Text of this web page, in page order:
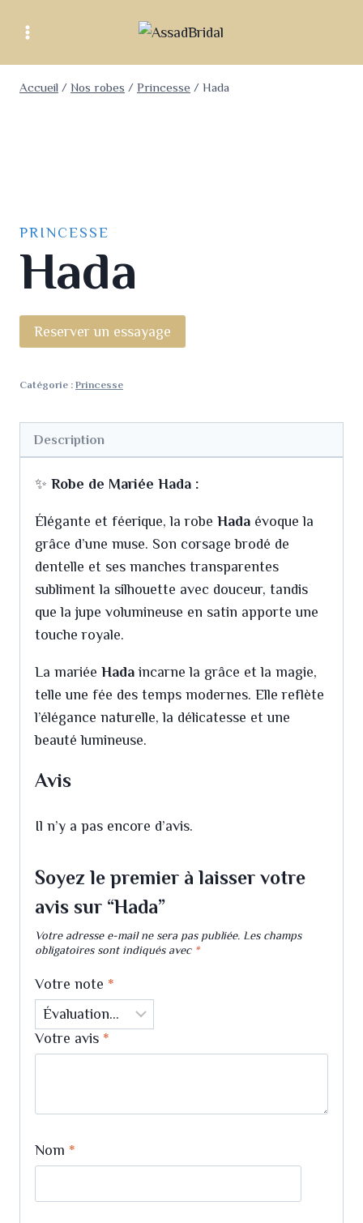
Accueil / Nos robes / Princesse / Hada
PRINCESSE
Hada
Reserver un essayage
Catégorie : Princesse
Description
✨ Robe de Mariée Hada :
Élégante et féerique, la robe Hada évoque la
grâce d’une muse. Son corsage brodé de
dentelle et ses manches transparentes
subliment la silhouette avec douceur, tandis
que la jupe volumineuse en satin apporte une
touche royale.
La mariée Hada incarne la grâce et la magie,
telle une fée des temps modernes. Elle reflète
l’élégance naturelle, la délicatesse et une
beauté lumineuse.
Avis
Il n’y a pas encore d’avis.
Soyez le premier à laisser votre
avis sur “Hada”
Votre adresse e-mail ne sera pas publiée. Les champs
obligatoires sont indiqués avec *
Votre note *
Votre avis *
Nom *